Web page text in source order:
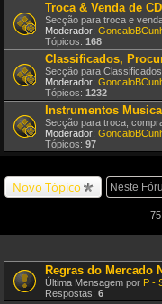
Troca & Venda de
Secção para troca e
Moderador:
Tópicos: 168
Classificados,
Secção para
Moderador:
Tópicos: 1232
Instrumentos
Secção para troca,
Moderador:
Tópicos: 97
Novo Tópico
Regras do Mercado
Última Mensagem por P -
Respostas: 6